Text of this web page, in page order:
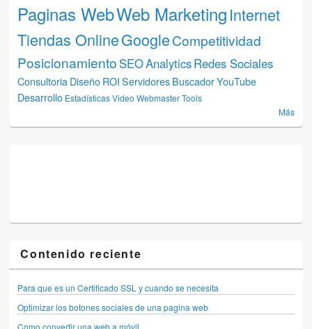
Paginas WebWeb MarketingInternet
Tiendas OnlineGoogleCompetitividad
Posicionamiento SEOAnalyticsRedes Sociales
ConsultoriaDiseñoROI ServidoresBuscadorYouTube
Desarrollo Estadísticas Video Webmaster Tools
Más
Contenido reciente
Para que es un Certificado SSL y cuando se necesita
Optimizar los botones sociales de una pagina web
Como convertir una web a móvil